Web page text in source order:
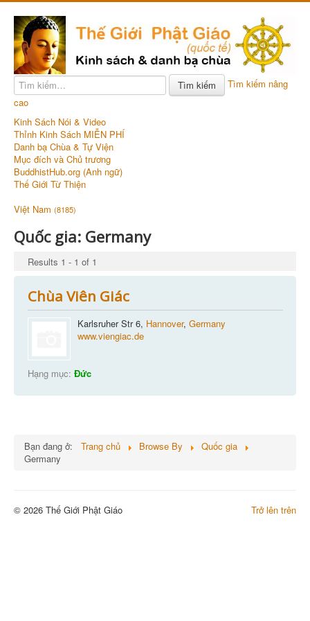
Tìm kiếm
Tìm kiếm nâng
cao
Kinh Sách Nói & Video
Thỉnh Kinh Sách MIỄN PHÍ
Danh bạ Chùa & Tự Viện
Mục đích và Chủ trương
BuddhistHub.org (Anh ngữ)
Thế Giới Từ Thiện
Việt Nam (8185)
Quốc gia: Germany
Results 1 - 1 of 1
Chùa Viên Giác
Karlsruher Str 6, Hannover, Germany
www.viengiac.de
Hạng mục: Đức
Bạn đang ở: Trang chủ Browse By
Quốc gia
Germany
Trở lên trên
© 2026 Thế Giới Phật Giáo